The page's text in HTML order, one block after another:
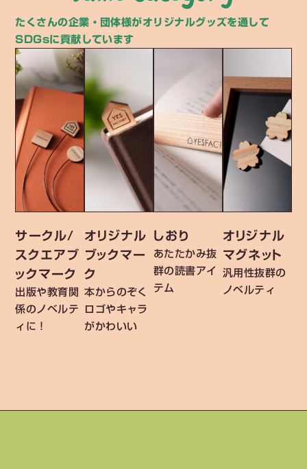
たくさんの企業・団体様がオリジナルグッズを通して
SDGsに貢献しています
サークル/
スクエアブ
ックマーク
出版や教育関
係のノベルテ
ィに！
オリジナル
ブックマー
ク
本からのぞく
ロゴやキャラ
がかわいい
しおり
あたたかみ抜
群の読書アイ
テム
オリジナル
マグネット
汎用性抜群の
ノベルティ